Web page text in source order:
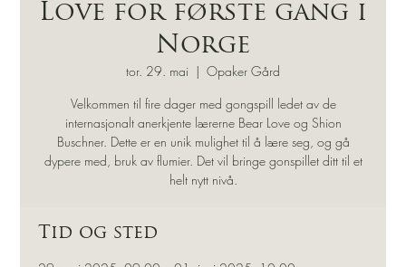
Love for første gang i
Norge
tor. 29. mai
  |
Opaker Gård
Velkommen til fire dager med gongspill ledet av de
internasjonalt anerkjente lærerne Bear Love og Shion
Buschner. Dette er en unik mulighet til å lære seg, og gå
dypere med, bruk av flumier. Det vil bringe gonspillet ditt til et
helt nytt nivå.
Tid og sted